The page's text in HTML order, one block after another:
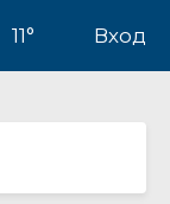
11° Вход